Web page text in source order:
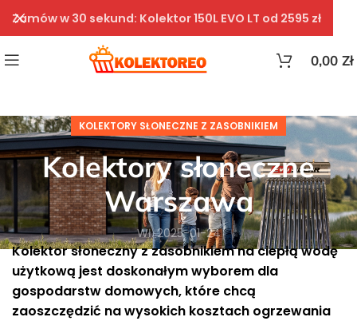
0,00 Zł
KOLEKTORY SŁONECZNE Z ZASOBNIKIEM
Kolektory słoneczne
Warszawa
Wł. 2025-01-24
Kolektor słoneczny z zasobnikiem na ciepłą wodę
użytkową jest doskonałym wyborem dla
gospodarstw domowych, które chcą
zaoszczędzić na wysokich kosztach ogrzewania
Zamów w 30 sekund: Kolektor 150L EVO LT od 2595 zł